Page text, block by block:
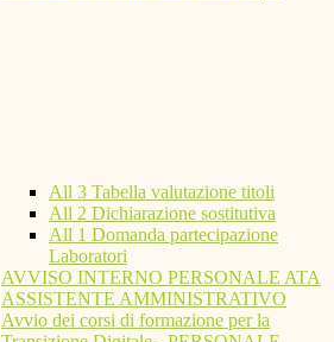
All 3 Tabella valutazione titoli
All 2 Dichiarazione sostitutiva
All 1 Domanda partecipazione
Laboratori
AVVISO INTERNO PERSONALE ATA
ASSISTENTE AMMINISTRATIVO
Avvio dei corsi di formazione per la